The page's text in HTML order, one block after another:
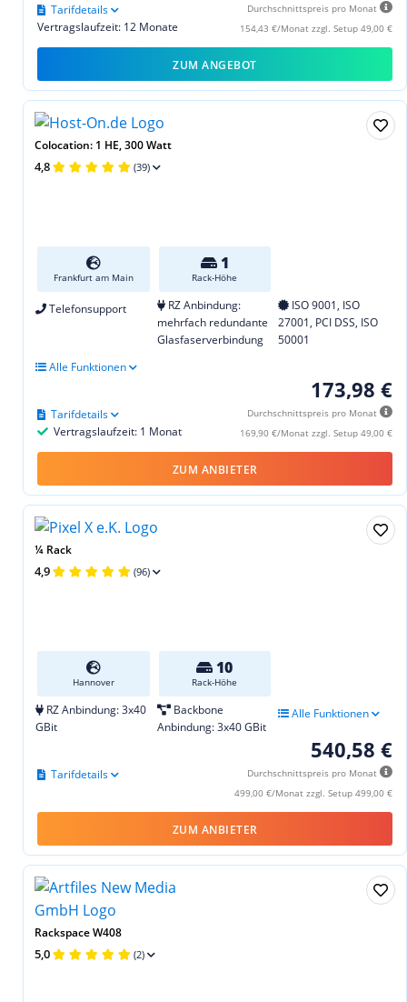
Durchschnittspreis pro Monat
154,43 €/Monat zzgl. Setup 49,00 €
Vertragslaufzeit: 12 Monate
Tarifdetails
ZUM ANGEBOT
Colocation: 1 HE, 300 Watt
4,8 (39)
Frankfurt am Main
1
Rack-Höhe
Telefonsupport
RZ Anbindung:
mehrfach redundante
Glasfaserverbindung
ISO 9001, ISO
27001, PCI DSS, ISO
50001
Alle Funktionen
173,98 €
Durchschnittspreis pro Monat
169,90 €/Monat zzgl. Setup 49,00 €
Vertragslaufzeit: 1 Monat
Tarifdetails
ZUM ANBIETER
¼ Rack
4,9 (96)
Hannover
10
Rack-Höhe
RZ Anbindung: 3x40
GBit
Backbone
Anbindung: 3x40 GBit
Alle Funktionen
540,58 €
Durchschnittspreis pro Monat
499,00 €/Monat zzgl. Setup 499,00 €
Tarifdetails
ZUM ANBIETER
Rackspace W408
5,0 (2)